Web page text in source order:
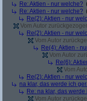
Re: Aktien - nur welche?
Re: Aktien - nur welche?
Re(2): Aktien - nur
Vom Autor
Re(2): Aktien - nur
Vom Autor
Re(4): Aktien -
Vom Autor
Re(6):
Vom
Re(2): Aktien - nur
na klar, das werde ich
Re: na klar, das
Vom Autor